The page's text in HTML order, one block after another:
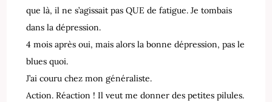
que là, il ne s’agissait pas QUE de fatigue. Je tombais
dans la dépression.
4 mois après oui, mais alors la bonne dépression, pas le
blues quoi.
J’ai couru chez mon généraliste.
Action. Réaction ! Il veut me donner des petites pilules.